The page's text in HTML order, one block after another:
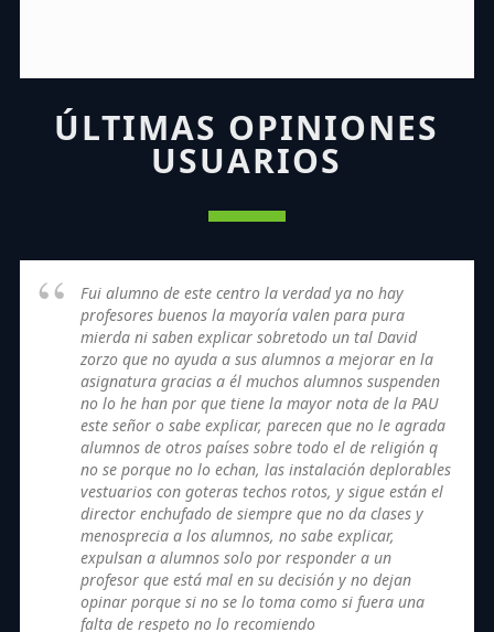
ÚLTIMAS OPINIONES
USUARIOS
Fui alumno de este centro la verdad ya no hay
profesores buenos la mayoría valen para pura
mierda ni saben explicar sobretodo un tal David
zorzo que no ayuda a sus alumnos a mejorar en la
asignatura gracias a él muchos alumnos suspenden
no lo he han por que tiene la mayor nota de la PAU
este señor o sabe explicar, parecen que no le agrada
alumnos de otros países sobre todo el de religión q
no se porque no lo echan, las instalación deplorables
vestuarios con goteras techos rotos, y sigue están el
director enchufado de siempre que no da clases y
menosprecia a los alumnos, no sabe explicar,
expulsan a alumnos solo por responder a un
profesor que está mal en su decisión y no dejan
opinar porque si no se lo toma como si fuera una
falta de respeto no lo recomiendo